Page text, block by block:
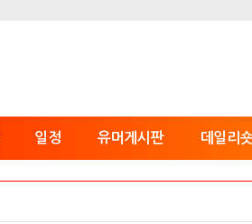
일정 유머게시판 데일리